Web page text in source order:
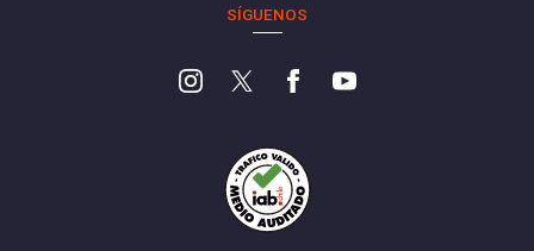
SÍGUENOS